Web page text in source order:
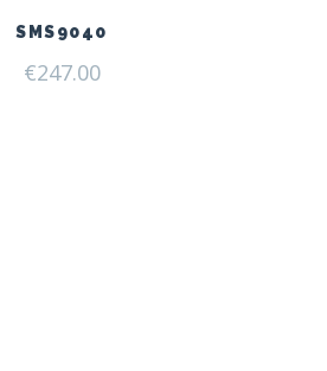
SMS9040
€247.00